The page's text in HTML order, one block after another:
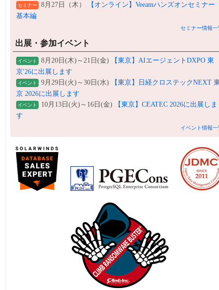
セミナー 8月27日（木）
【オンライン】Veeamハンズオンセミナー
基本編
セミナー情報一
出展・参加イベント
イベント 8月20日(木)～21日(金)
【東京】AIエージェントDXPO 東
京'26に出展します
イベント 9月29日(火)～30日(水)
【東京】日経クロステックNEXT
京 2026に出展します
イベント 10月13日(火)～16日(金)
【東京】CEATEC 2026に出展しま
す
イベント情報一